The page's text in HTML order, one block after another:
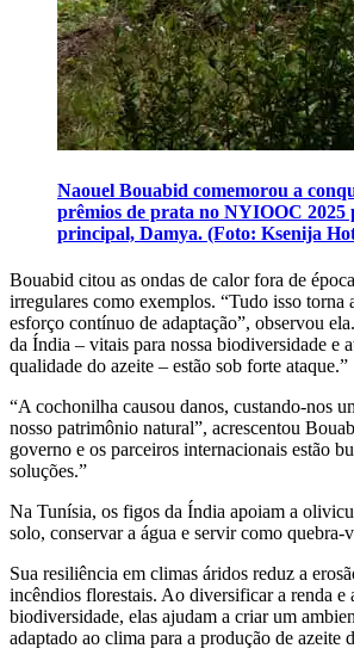
Naouel Bouabid comemorou a
prêmios de prata no NYIOOC 2025
principal, Damya. (Foto: Ksenija
Bouabid citou as ondas de calor fora de
irregulares como exemplos. “Tudo isso torna
esforço contínuo de adaptação”, observou ela.
da Índia – vitais para nossa biodiversidade e
qualidade do azeite – estão sob forte ataque.”
“A cochonilha causou danos, custando-nos
nosso patrimônio natural”, acrescentou
governo e os parceiros internacionais estão
soluções.”
Na Tunísia, os figos da Índia apoiam a
solo, conservar a água e servir como quebra-
Sua resili­ên­cia em climas áridos reduz a
incêndios florestais. Ao diversificar a renda e
biodiversidade, elas ajudam a criar um
adaptado ao clima para a produção de azeite